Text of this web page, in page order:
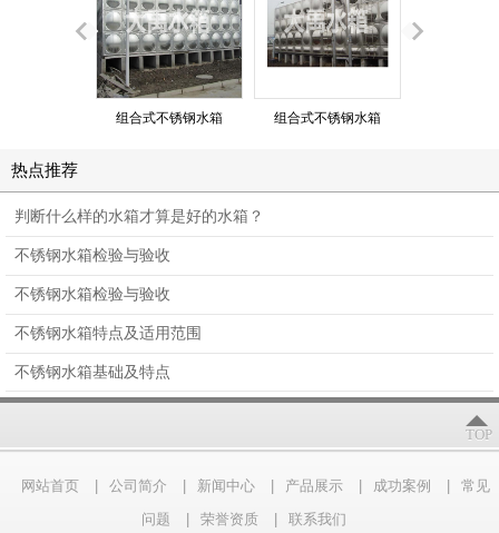
组合式不锈钢水箱 组合式不锈钢水箱
热点推荐
判断什么样的水箱才算是好的水箱？
不锈钢水箱检验与验收
不锈钢水箱检验与验收
不锈钢水箱特点及适用范围
不锈钢水箱基础及特点
TOP
网站首页 公司简介 新闻中心 产品展示 成功案例
常见
问题
荣誉资质 联系我们